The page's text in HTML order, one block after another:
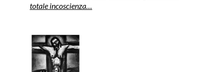
totale incoscienza…